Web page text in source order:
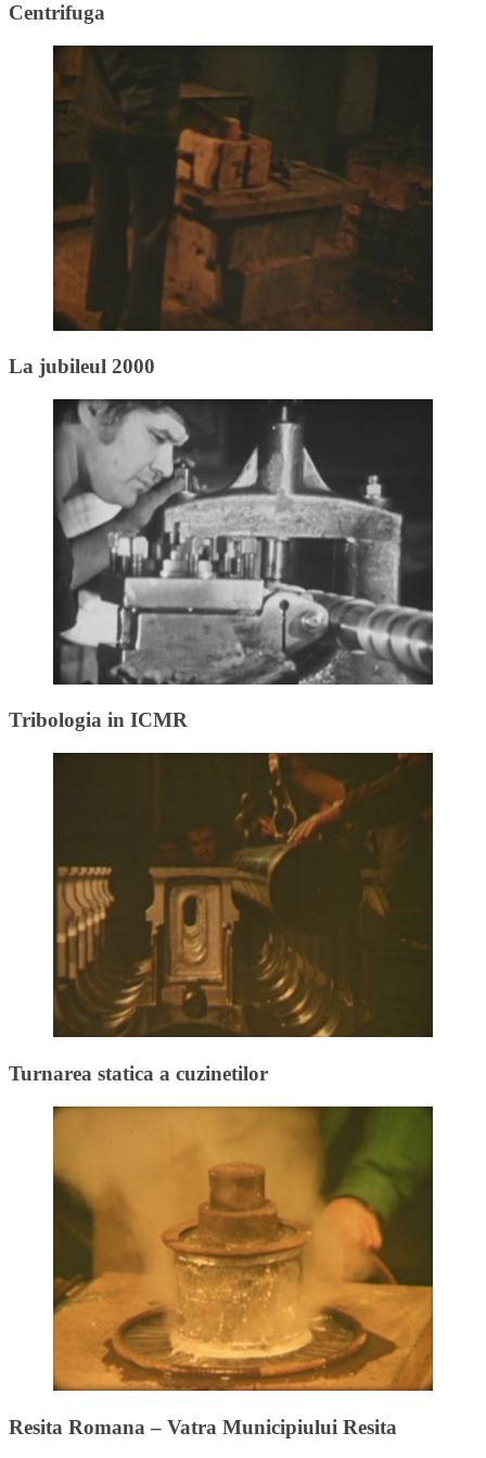
Centrifuga
La jubileul 2000
Tribologia in ICMR
Turnarea statica a cuzinetilor
Resita Romana – Vatra Municipiului Resita